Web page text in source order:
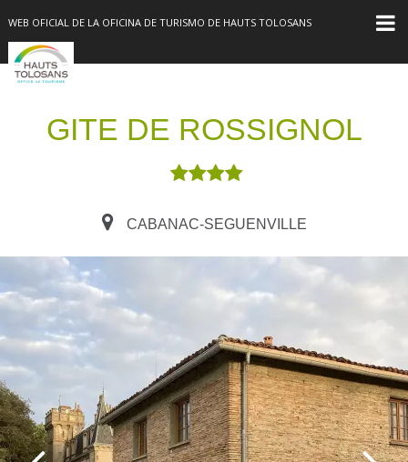
WEB OFICIAL DE LA OFICINA DE TURISMO DE HAUTS TOLOSANS
GITE DE ROSSIGNOL
CABANAC-SEGUENVILLE